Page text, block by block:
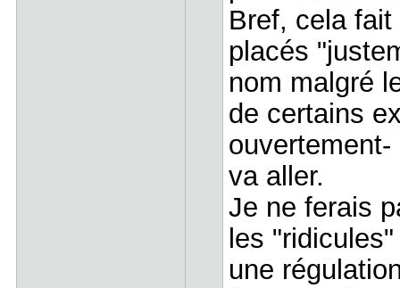
Bref, cela
placés
nom malgré
de certains
va aller.
Je ne ferais
les
une